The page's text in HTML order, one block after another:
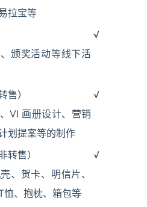
拉宝等
颁奖活动等线下活
√
售）
VI 画册设计、营销
划提案等的制作
√
转售）
、贺卡、明信片、
恤、抱枕、箱包等
√